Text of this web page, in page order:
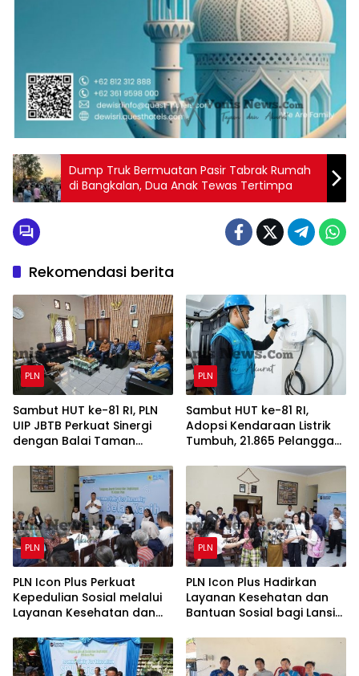
Dump Truk Bermuatan Pasir Tabrak Rumah
di Bangkalan, Dua Anak Tewas Tertimpa
Rekomendasi berita
PLN
Sambut HUT ke-81 RI, PLN
UIP JBTB Perkuat Sinergi
dengan Balai Taman
Kajian Rencana Proyek
SUTET 500 kV Paiton–
Watudodol/Kalipuro
PLN
Sambut HUT ke-81 RI,
Adopsi Kendaraan Listrik
Tumbuh, 21.865 Pelanggan
Charging Services PLN
pada Semester I 2026
PLN
PLN Icon Plus Perkuat
Kepedulian Sosial melalui
Layanan Kesehatan dan
bagi Lansia di Malang
PLN
PLN Icon Plus Hadirkan
Layanan Kesehatan dan
Bantuan Sosial bagi Lansia
Malang